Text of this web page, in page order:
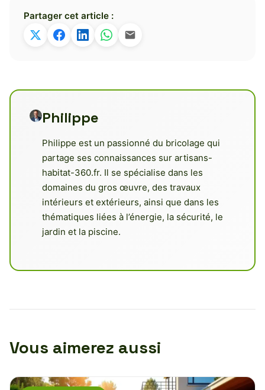
Partager cet article :
Philippe
Philippe est un passionné du bricolage qui
partage ses connaissances sur artisans-
habitat-360.fr. Il se spécialise dans les
domaines du gros œuvre, des travaux
intérieurs et extérieurs, ainsi que dans les
thématiques liées à l’énergie, la sécurité, le
jardin et la piscine.
Vous aimerez aussi